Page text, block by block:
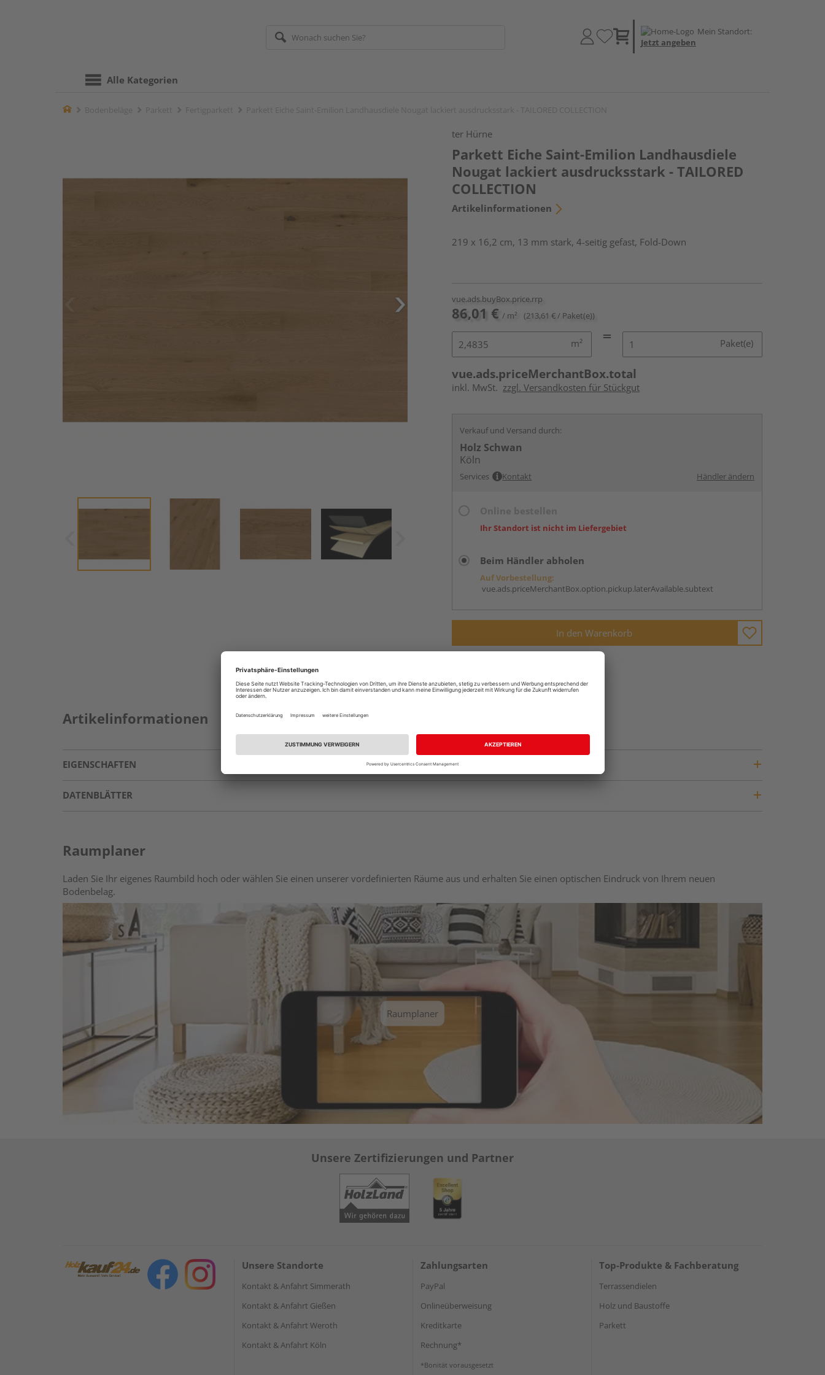
Mein Standort:
Jetzt angeben
Alle Kategorien
Home
ter Hürne
Parkett Eiche Saint-Emilion Landhausdiele
Nougat lackiert ausdrucksstark - TAILORED
COLLECTION
Artikelinformationen
219 x 16,2 cm, 13 mm stark, 4-seitig gefast, Fold-Down
vue.ads.buyBox.price.rrp
86,01 € / m² (213,61 € / Paket(e))
m² Paket(e)
vue.ads.priceMerchantBox.total
inkl. MwSt. zzgl. Versandkosten für Stückgut
Verkauf und Versand durch:
Holz Schwan
Köln
Services Kontakt Händler ändern
Ihr Standort ist nicht im Liefergebiet
Beim Händler abholen
Auf Vorbestellung:
vue.ads.priceMerchantBox.option.pickup.laterAvailable.subtext
In den Warenkorb
Artikelinformationen
EIGENSCHAFTEN
DATENBLÄTTER
Raumplaner
Laden Sie Ihr eigenes Raumbild hoch oder wählen Sie einen unserer vordefinierten Räume aus und erhalten Sie einen optischen Eindruck von Ihrem neuen
Bodenbelag.
Raumplaner
Unsere Zertifizierungen und Partner
Unsere Standorte
Kontakt & Anfahrt Simmerath
Kontakt & Anfahrt Gießen
Kontakt & Anfahrt Weroth
Kontakt & Anfahrt Köln
Zahlungsarten
PayPal
Onlineüberweisung
Kreditkarte
Rechnung*
*Bonität vorausgesetzt
Top-Produkte & Fachberatung
Terrassendielen
Holz und Baustoffe
Parkett